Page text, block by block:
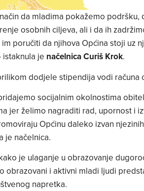
da mladima pokažemo podršku,
osobnih ciljeva, ali i da ih
poručiti da njihova Općina stoji uz
je načelnica Curiš Krok.
dodjele stipendija vodi računa
socijalnim okolnostima
jer želimo nagraditi rad, upornost i
Općinu daleko izvan
je načelnica.
je ulaganje u obrazovanje
obrazovani i aktivni mladi ljudi
napretka.